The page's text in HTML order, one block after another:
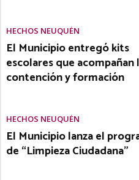
HECHOS NEUQUÉN
El Municipio entregó kits
escolares que acompañan
contención y formación
HECHOS NEUQUÉN
El Municipio lanza el
de “Limpieza Ciudadana”